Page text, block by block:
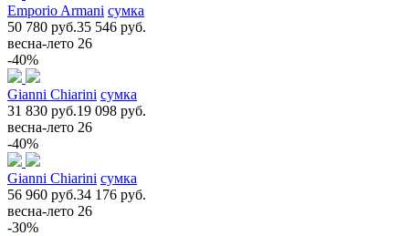
Emporio Armani сумка
50 780 руб.35 546 руб.
весна-лето 26
-40%
Gianni Chiarini сумка
31 830 руб.19 098 руб.
весна-лето 26
-40%
Gianni Chiarini сумка
56 960 руб.34 176 руб.
весна-лето 26
-30%